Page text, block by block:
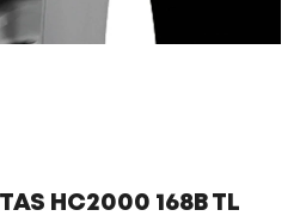
HC2000 168B TL